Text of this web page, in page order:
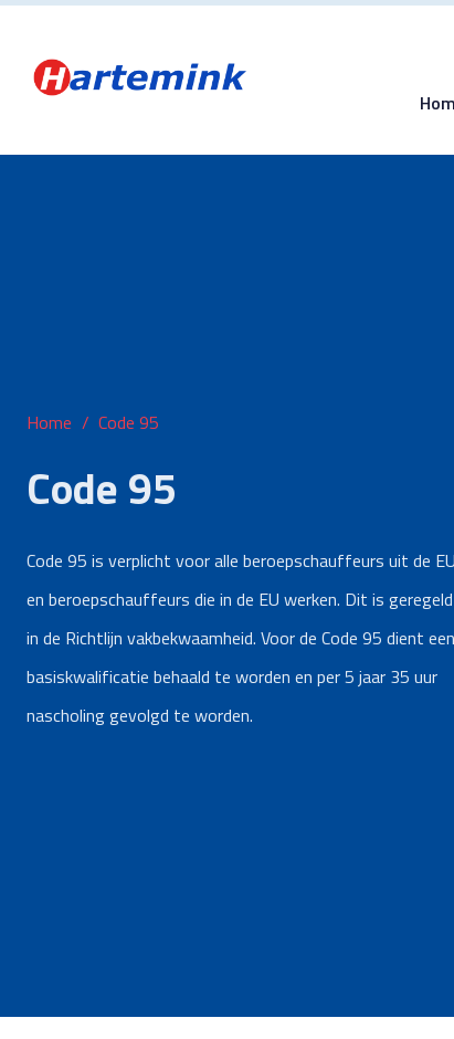
Home Code 95
Code 95
Code 95 is verplicht voor alle beroepschauffeurs uit de EU
en beroepschauffeurs die in de EU werken. Dit is geregeld
in de Richtlijn vakbekwaamheid. Voor de Code 95 dient een
basiskwalificatie behaald te worden en per 5 jaar 35 uur
nascholing gevolgd te worden.